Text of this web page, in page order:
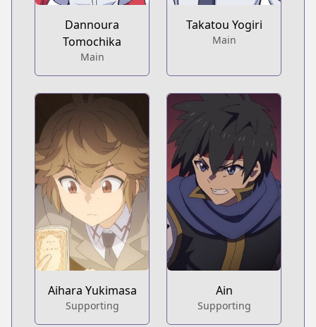
Dannoura
Tomochika
Main
Takatou Yogiri
Main
Aihara Yukimasa
Supporting
Ain
Supporting